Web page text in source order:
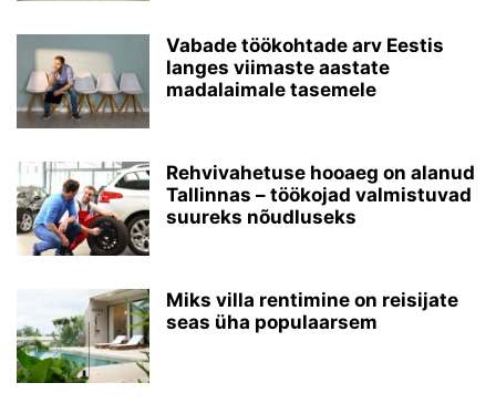
Vabade töökohtade arv Eestis
langes viimaste aastate
madalaimale tasemele
Rehvivahetuse hooaeg on alanud
Tallinnas – töökojad valmistuvad
suureks nõudluseks
Miks villa rentimine on reisijate
seas üha populaarsem